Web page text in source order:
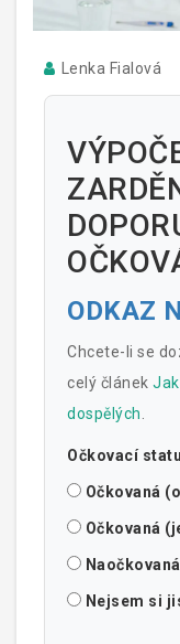
Lenka Fialová
ODKAZ
Chcete-li se
celý článek
dospělých.
Očkovací
Očkovaná
Očkovaná
Naočkovaná
Nejsem si